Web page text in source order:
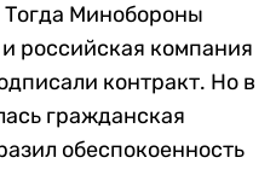
Минобороны
российская компания
контракт. Но в
гражданская
обеспокоенность